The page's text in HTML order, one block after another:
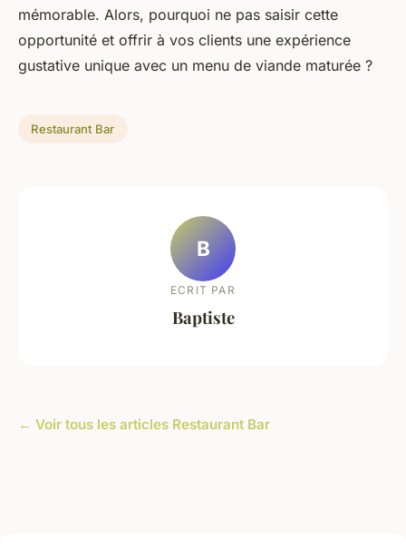
mémorable. Alors, pourquoi ne pas saisir cette
opportunité et offrir à vos clients une expérience
gustative unique avec un menu de viande maturée ?
Restaurant Bar
B
ECRIT PAR
Baptiste
← Voir tous les articles Restaurant Bar